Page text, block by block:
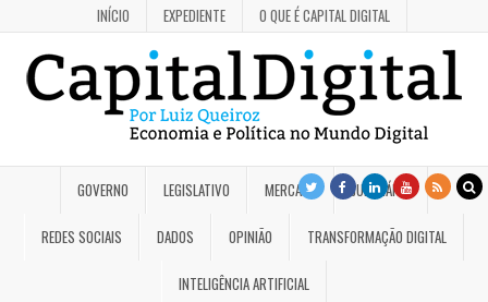
INÍCIO EXPEDIENTE O QUE É CAPITAL DIGITAL
GOVERNO LEGISLATIVO MERCADO JUDICIÁRIO
REDES SOCIAIS DADOS OPINIÃO TRANSFORMAÇÃO DIGITAL
INTELIGÊNCIA ARTIFICIAL